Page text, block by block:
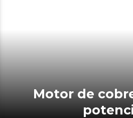
Motor de cobre de gran